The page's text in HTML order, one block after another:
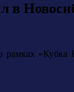
«Кубка